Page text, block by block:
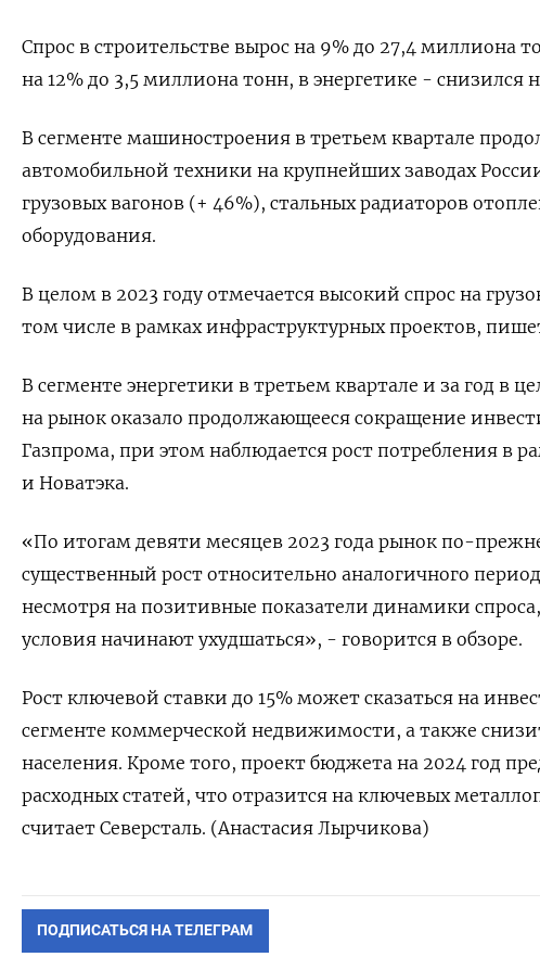
Спрос в строительстве вырос на 9% до 27,4 миллиона
на 12% до 3,5 миллиона тонн, в энергетике - снизился
В сегменте машиностроения в третьем квартале
автомобильной техники на крупнейших заводах
грузовых вагонов (+ 46%), стальных радиаторов
оборудования.
В целом в 2023 году отмечается высокий спрос на
том числе в рамках инфраструктурных проектов,
В сегменте энергетики в третьем квартале и за год в
на рынок оказало продолжающееся сокращение
Газпрома, при этом наблюдается рост потребления в
и Новатэка.
«По итогам девяти месяцев 2023 года рынок по-
существенный рост относительно аналогичного
несмотря на позитивные показатели динамики
условия начинают ухудшаться», - говорится в обзоре.
Рост ключевой ставки до 15% может сказаться на
сегменте коммерческой недвижимости, а также
населения. Кроме того, проект бюджета на 2024 год
расходных статей, что отразится на ключевых
считает Северсталь. (Анастасия Лырчикова)
ПОДПИСАТЬСЯ НА ТЕЛЕГРАМ